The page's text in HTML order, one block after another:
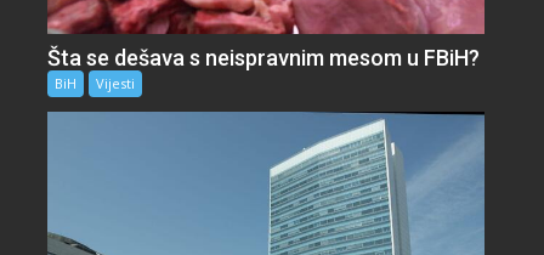
Šta se dešava s neispravnim mesom u FBiH?
BiH Vijesti